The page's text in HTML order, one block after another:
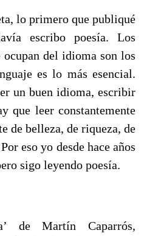
lo primero que publiqué
escribo poesía. Los
ocupan del idioma son los
es lo más esencial.
un buen idioma, escribir
que leer constantemente
de belleza, de riqueza, de
eso yo desde hace años
sigo leyendo poesía.
de Martín Caparrós,